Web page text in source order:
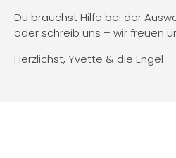
Du brauchst Hilfe bei der
oder schreib uns – wir freuen
Herzlichst, Yvette & die Engel